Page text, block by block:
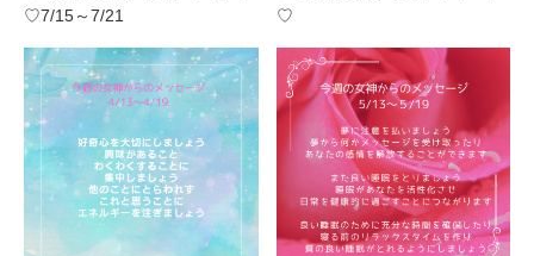
♡7/15～7/21
♡